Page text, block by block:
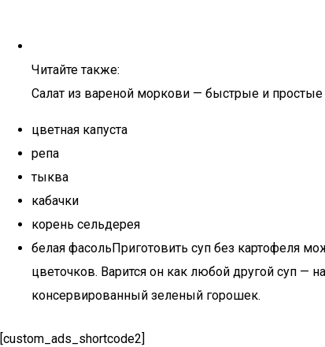
Читайте также:
Салат из вареной моркови — быстрые и
цветная капуста
репа
тыква
кабачки
корень сельдерея
белая фасольПриготовить суп без картофеля
цветочков. Варится он как любой другой суп —
консервированный зеленый горошек.
[custom_ads_shortcode2]